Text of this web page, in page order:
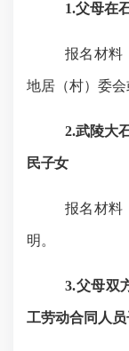
1.父母在
报名材
地居（村）委会
2.武陵大
民子女
报名材料
明。
3.父母双
工劳动合同人